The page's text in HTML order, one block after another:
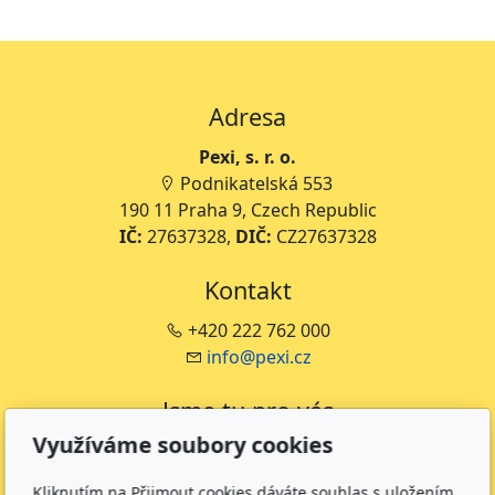
Adresa
Pexi, s. r. o.
Podnikatelská 553
190 11 Praha 9, Czech Republic
IČ: 27637328, DIČ: CZ27637328
Kontakt
+420 222 762 000
info@pexi.cz
Jsme tu pro vás
PO - PÁ: 9:00 - 16:00
Využíváme soubory cookies